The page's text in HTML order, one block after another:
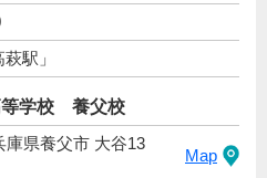
駅」
等学校 養父校
庫県養父市 大谷13
Map